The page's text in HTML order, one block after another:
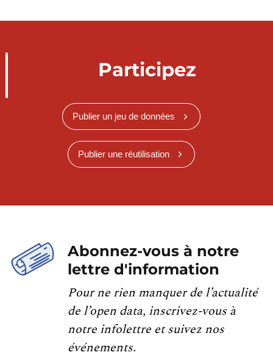
Participez
Publier un jeu de données
Publier une réutilisation
Abonnez-vous à notre
lettre d'information
Pour ne rien manquer de l’actualité
de l’open data, inscrivez-vous à
notre infolettre et suivez nos
événements.